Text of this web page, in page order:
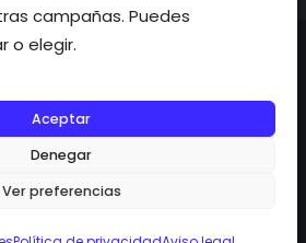
campañas. Puedes
o elegir.
Aceptar
Denegar
Ver preferencias
todos los derechos reservados.